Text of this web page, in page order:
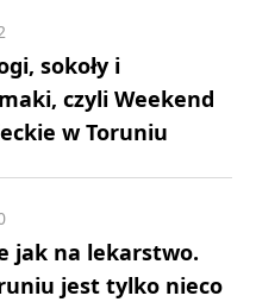
sokoły i
czyli Weekend
w Toruniu
jak na lekarstwo.
jest tylko nieco